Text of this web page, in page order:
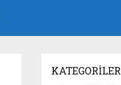
KATEGORILER